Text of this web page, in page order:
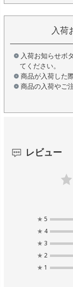
入荷
入荷お知らせボ
てください。
商品が入荷した
商品の入荷やご
レビュー
★ 5
★ 4
★ 3
★ 2
★ 1